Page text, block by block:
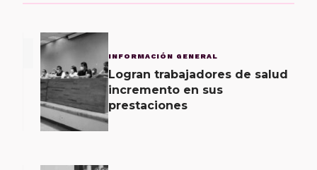
INFORMACIÓN GENERAL
Logran trabajadores de salud
incremento en sus
prestaciones